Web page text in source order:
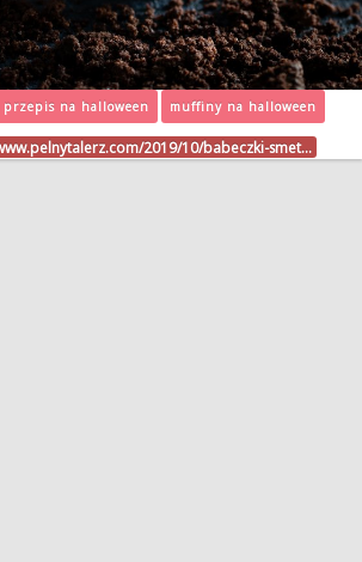
przepis na halloween muffiny na halloween
2019/10/babeczki-smet…